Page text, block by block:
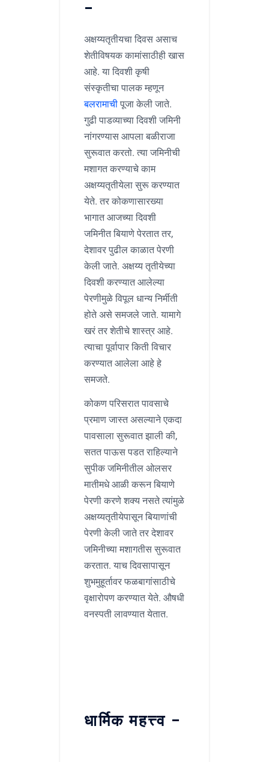
–
अक्षय्यतृतीयचा दिवस असाच
शेतीविषयक कामांसाठीही खास
आहे. या दिवशी कृषी
संस्कृतीचा पालक म्हणून
बलरामाची पूजा केली जाते.
गुढी पाडव्याच्या दिवशी जमिनी
नांगरण्यास आपला बळीराजा
सुरूवात करतो. त्या जमिनीची
मशागत करण्याचे काम
अक्षय्यतृतीयेला सुरू करण्यात
येते. तर कोकणासारख्या
भागात आजच्या दिवशी
जमिनीत बियाणे पेरतात तर,
देशावर पुढील काळात पेरणी
केली जाते. अक्षय्य तृतीयेच्या
दिवशी करण्यात आलेल्या
पेरणीमुळे विपूल धान्य निर्मीती
होते असे समजले जाते. यामागे
खरं तर शेतीचे शास्त्र आहे.
त्याचा पूर्वापार किती विचार
करण्यात आलेला आहे हे
समजते.
कोकण परिसरात पावसाचे
प्रमाण जास्त असल्याने एकदा
पावसाला सुरूवात झाली की,
सतत पाऊस पडत राहिल्याने
सुपीक जमिनीतील ओलसर
मातीमधे आळी करून बियाणे
पेरणी करणे शक्य नसते त्यांमुळे
अक्षय्यतृतीयेपासून बियाणांची
पेरणी केली जाते तर देशावर
जमिनीच्या मशागतीस सुरूवात
करतात. याच दिवसापासून
शुभमुहूर्तावर फळबागांसाठीचे
वृक्षारोपण करण्यात येते. औषधी
वनस्पती लावण्यात येतात.
धार्मिक महत्त्व –